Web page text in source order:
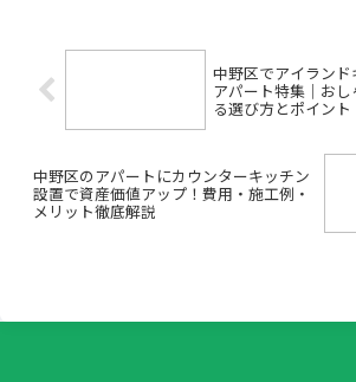
中野区でアイラン
アパート特集｜お
る選び方とポイント
中野区のアパートにカウンターキッチン
設置で資産価値アップ！費用・施工例・
メリット徹底解説